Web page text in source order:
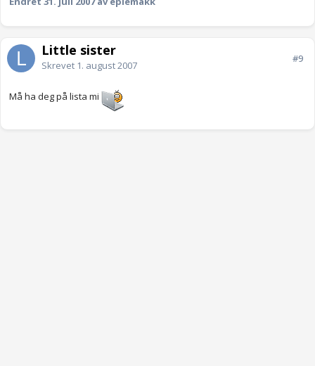
Little sister
Skrevet 1. august 2007
#9
Må ha deg på lista mi